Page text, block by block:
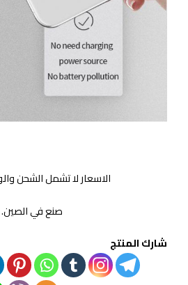
الاسعار لا تشمل الشحن
صنع في الصين.
شارك المنتج